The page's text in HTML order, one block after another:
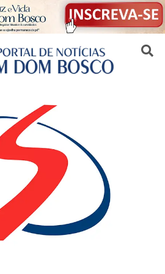
versão mobile